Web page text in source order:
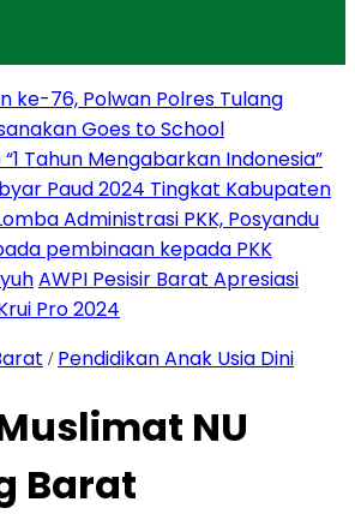
ke-76, Polwan Polres Tulang
Goes to School
Tahun Mengabarkan Indonesia”
Paud 2024 Tingkat Kabupaten
Administrasi PKK, Posyandu
pembinaan kepada PKK
AWPI Pesisir Barat Apresiasi
Pro 2024
/ Pendidikan Anak Usia Dini
NU
Barat